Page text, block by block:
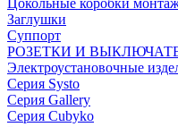
Цокольные коробки
Заглушки
Суппорт
РОЗЕТКИ И
Электроустановочные
Серия Systo
Серия Gallery
Серия Cubyko